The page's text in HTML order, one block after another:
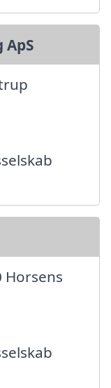
Horsens